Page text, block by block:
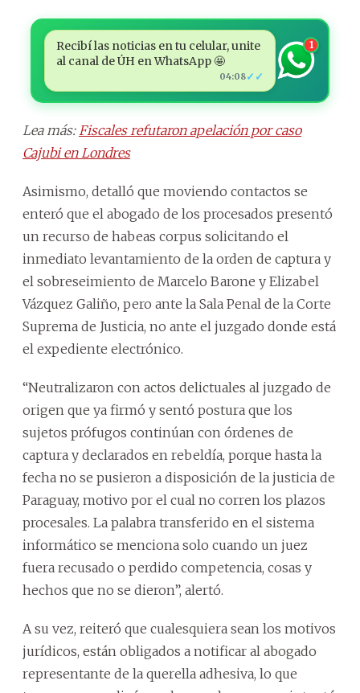
Recibí las noticias en tu celular, unite
al canal de ÚH en WhatsApp 🤩
04:08✓✓
1
Lea más: Fiscales refutaron apelación por caso
Cajubi en Londres
Asimismo, detalló que moviendo contactos se
enteró que el abogado de los procesados presentó
un recurso de habeas corpus solicitando el
inmediato levantamiento de la orden de captura y
el sobreseimiento de Marcelo Barone y Elizabel
Vázquez Galiño, pero ante la Sala Penal de la Corte
Suprema de Justicia, no ante el juzgado donde está
el expediente electrónico.
“Neutralizaron con actos delictuales al juzgado de
origen que ya firmó y sentó postura que los
sujetos prófugos continúan con órdenes de
captura y declarados en rebeldía, porque hasta la
fecha no se pusieron a disposición de la justicia de
Paraguay, motivo por el cual no corren los plazos
procesales. La palabra transferido en el sistema
informático se menciona solo cuando un juez
fuera recusado o perdido competencia, cosas y
hechos que no se dieron”, alertó.
A su vez, reiteró que cualesquiera sean los motivos
jurídicos, están obligados a notificar al abogado
representante de la querella adhesiva, lo que